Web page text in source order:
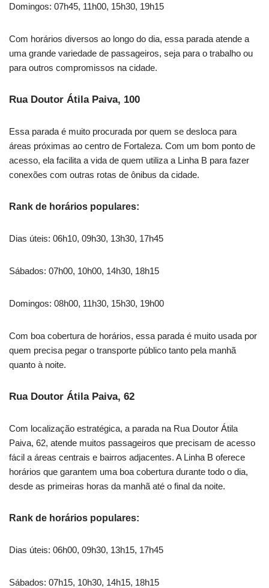
Domingos: 07h45, 11h00, 15h30, 19h15
Com horários diversos ao longo do dia, essa parada atende a
uma grande variedade de passageiros, seja para o trabalho ou
para outros compromissos na cidade.
Rua Doutor Átila Paiva, 100
Essa parada é muito procurada por quem se desloca para
áreas próximas ao centro de Fortaleza. Com um bom ponto de
acesso, ela facilita a vida de quem utiliza a Linha B para fazer
conexões com outras rotas de ônibus da cidade.
Rank de horários populares:
Dias úteis: 06h10, 09h30, 13h30, 17h45
Sábados: 07h00, 10h00, 14h30, 18h15
Domingos: 08h00, 11h30, 15h30, 19h00
Com boa cobertura de horários, essa parada é muito usada por
quem precisa pegar o transporte público tanto pela manhã
quanto à noite.
Rua Doutor Átila Paiva, 62
Com localização estratégica, a parada na Rua Doutor Átila
Paiva, 62, atende muitos passageiros que precisam de acesso
fácil a áreas centrais e bairros adjacentes. A Linha B oferece
horários que garantem uma boa cobertura durante todo o dia,
desde as primeiras horas da manhã até o final da noite.
Rank de horários populares:
Dias úteis: 06h00, 09h30, 13h15, 17h45
Sábados: 07h15, 10h30, 14h15, 18h15